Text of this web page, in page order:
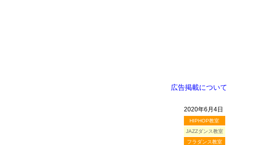
広告掲載について
2020年6月4日
HIPHOP教室
JAZZダンス教室
フラダンス教室